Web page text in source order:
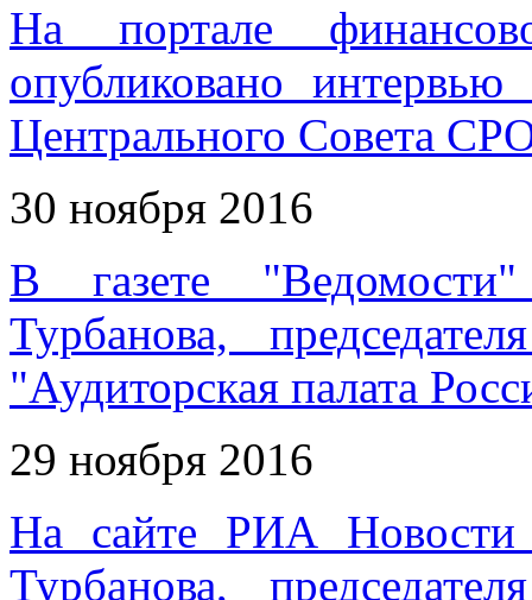
На портале
опубликовано
Центрального Совета
30 ноября 2016
В газете
Турбанова,
"Аудиторская палата
29 ноября 2016
На сайте РИА Новости
Турбанова,